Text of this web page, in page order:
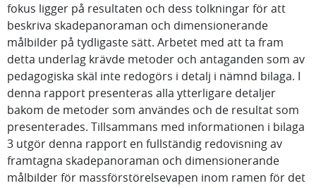
fokus ligger på resultaten och dess tolkningar för att
beskriva skadepanoraman och dimensionerande
målbilder på tydligaste sätt. Arbetet med att ta fram
detta underlag krävde metoder och antaganden som av
pedagogiska skäl inte redogörs i detalj i nämnd bilaga. I
denna rapport presenteras alla ytterligare detaljer
bakom de metoder som användes och de resultat som
presenterades. Tillsammans med informationen i bilaga
3 utgör denna rapport en fullständig redovisning av
framtagna skadepanoraman och dimensionerande
målbilder för massförstörelsevapen inom ramen för det